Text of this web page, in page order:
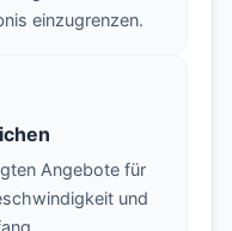
einzugrenzen.
Angebote für
und